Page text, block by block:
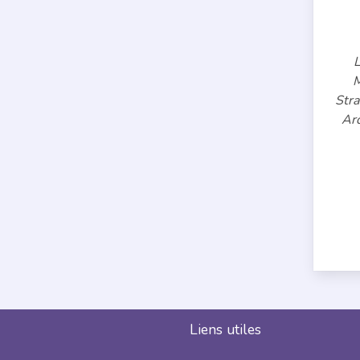
Liens utiles